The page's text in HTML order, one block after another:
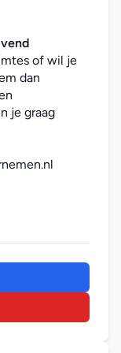
of wil je
dan
je graag